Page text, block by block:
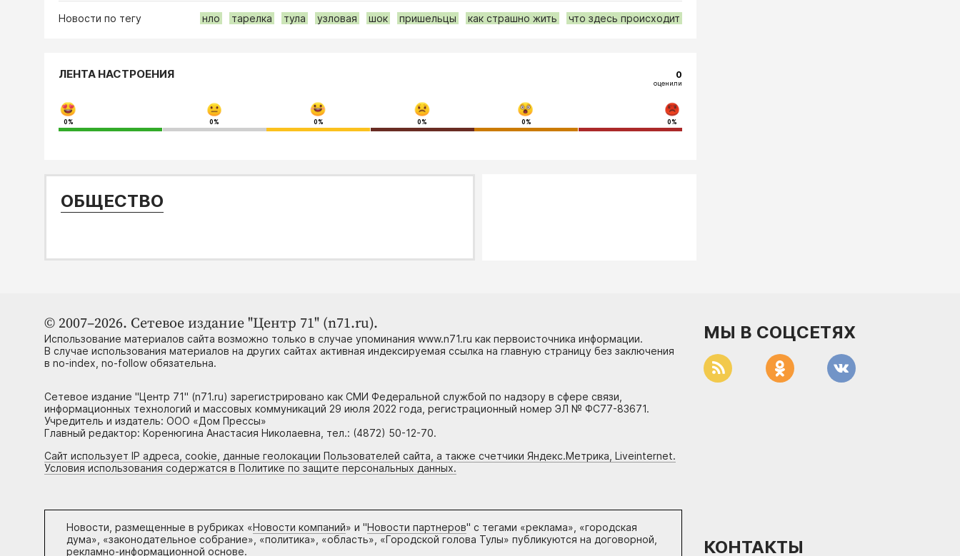
Новости по тегу нло тарелка тула узловая шок пришельцы как страшно жить что здесь происходит
ЛЕНТА НАСТРОЕНИЯ 0
оценили
0% 0% 0% 0% 0% 0%
ОБЩЕСТВО
© 2007–2026. Сетевое издание "Центр 71" (n71.ru).
Использование материалов сайта возможно только в случае упоминания www.n71.ru как первоисточника информации.
В случае использования материалов на других сайтах активная индексируемая ссылка на главную страницу без заключения
в no-index, no-follow обязательна.
Сетевое издание "Центр 71" (n71.ru) зарегистрировано как СМИ Федеральной службой по надзору в сфере связи,
информационных технологий и массовых коммуникаций 29 июля 2022 года, регистрационный номер ЭЛ № ФС77-83671.
Учредитель и издатель: ООО «Дом Прессы»
Главный редактор: Коренюгина Анастасия Николаевна, тел.: (4872) 50-12-70.
Сайт использует IP адреса, cookie, данные геолокации Пользователей сайта, а также счетчики Яндекс.Метрика, Liveinternet.
Условия использования содержатся в Политике по защите персональных данных.
Новости, размещенные в рубриках «Новости компаний» и "Новости партнеров" с тегами «реклама», «городская
дума», «законодательное собрание», «политика», «область», «Городской голова Тулы» публикуются на договорной,
рекламно-информационной основе.
МЫ В СОЦСЕТЯХ
КОНТАКТЫ